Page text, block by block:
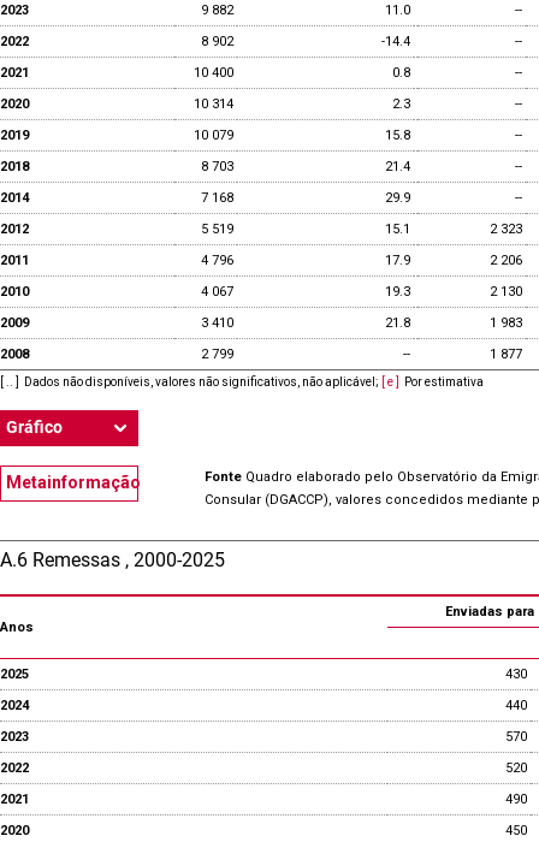
2023 9 882 11.0
--
2022
8 902 -14.4
--
2021
10 400 0.8
--
2020
10 314 2.3
--
2019
10 079 15.8
--
2018
8 703 21.4
--
2014
7 168 29.9
--
2012
5 519 15.1
2 323
2011
4 796 17.9
2 206
2010
4 067 19.3
2 130
2009
3 410 21.8
1 983
2008
2 799 -- 1 877
Dados não disponíveis, valores não significativos, não aplicável ; [ e ] Por estimativa
Gráfico
Metainformação Fonte Quadro elaborado pelo Observatório da
Consular (DGACCP), valores concedidos mediante
A.6 Remessas , 2000-2025
Anos
Enviadas
2025
430
2024
440
2023
570
2022
520
2021
490
2020
450